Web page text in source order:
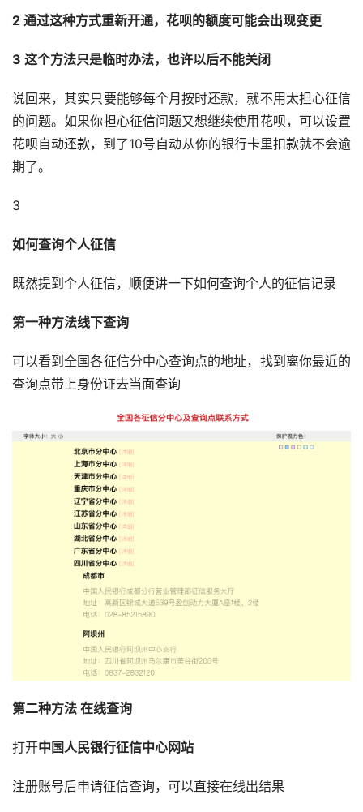
2 通过这种方式重新开通，花呗的额度可能会出现变更
3 这个方法只是临时办法，也许以后不能关闭
说回来，其实只要能够每个月按时还款，就不用太担心征信
的问题。如果你担心征信问题又想继续使用花呗，可以设置
花呗自动还款，到了10号自动从你的银行卡里扣款就不会逾
期了。
3
如何查询个人征信
既然提到个人征信，顺便讲一下如何查询个人的征信记录
第一种方法线下查询
可以看到全国各征信分中心查询点的地址，找到离你最近的
查询点带上身份证去当面查询
第二种方法 在线查询
打开中国人民银行征信中心网站
注册账号后申请征信查询，可以直接在线出结果